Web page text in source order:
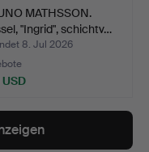
MATHSSON.
"Ingrid", schichtv…
8. Jul 2026
USD